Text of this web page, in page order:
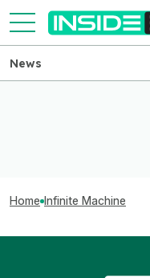
News
Home Infinite Machine